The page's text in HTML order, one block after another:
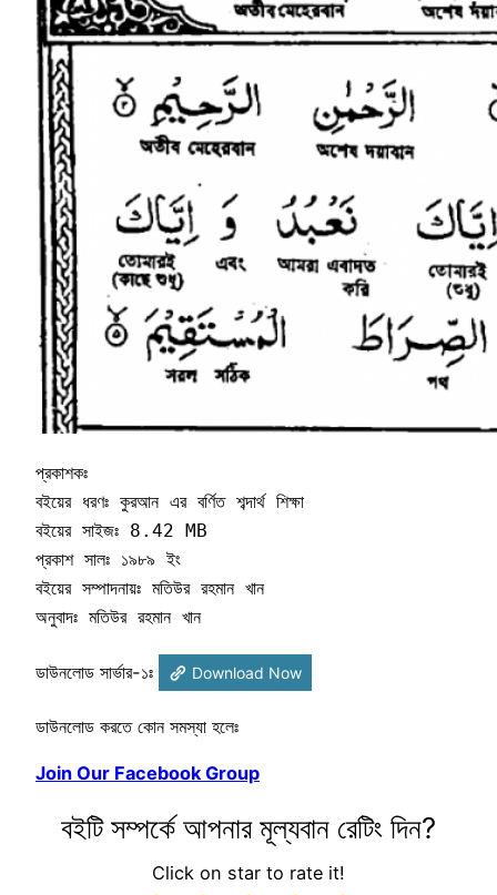
প্রকাশকঃ
বইয়ের ধরণঃ কুরআন এর বর্ণিত শব্দার্থ শিক্ষা
বইয়ের সাইজঃ 8.42 MB
প্রকাশ সালঃ ১৯৮৯ ইং
বইয়ের সম্পাদনায়ঃ মতিউর রহমান খান
অনুবাদঃ মতিউর রহমান খান
ডাউনলোড সার্ভার-১ঃ Download Now
ডাউনলোড করতে কোন সমস্যা হলেঃ
Join Our Facebook Group
বইটি সম্পর্কে আপনার মূল্যবান রেটিং দিন?
Click on star to rate it!